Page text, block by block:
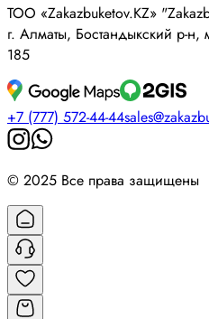
ТОО «Zakazbuketov.KZ»
г. Алматы, Бостандыкский р-
185
+7 (777) 572-44-44
© 2025 Все права защищены